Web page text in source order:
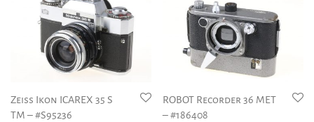
Zeiss Ikon ICAREX 35 S
TM – #S95236
ROBOT Recorder 36 MET
– #186408